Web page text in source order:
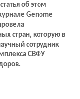
об этом
Genome
стран, которую в
сотрудник
СВФУ